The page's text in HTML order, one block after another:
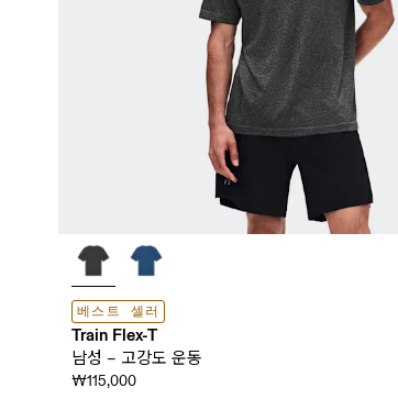
베스트 셀러
Train Flex-T
남성 – 고강도 운동
₩115,000